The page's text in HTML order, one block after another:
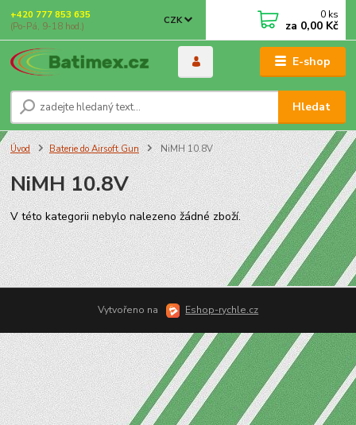
E-shop
CZK
Hledat
+420 777 853 635
(Po-Pá, 9-18 hod.)
0 ks
za 0,00 Kč
Úvod Baterie do Airsoft Gun NiMH 10.8V
NiMH 10.8V
V této kategorii nebylo nalezeno žádné zboží.
Vytvořeno na Eshop-rychle.cz